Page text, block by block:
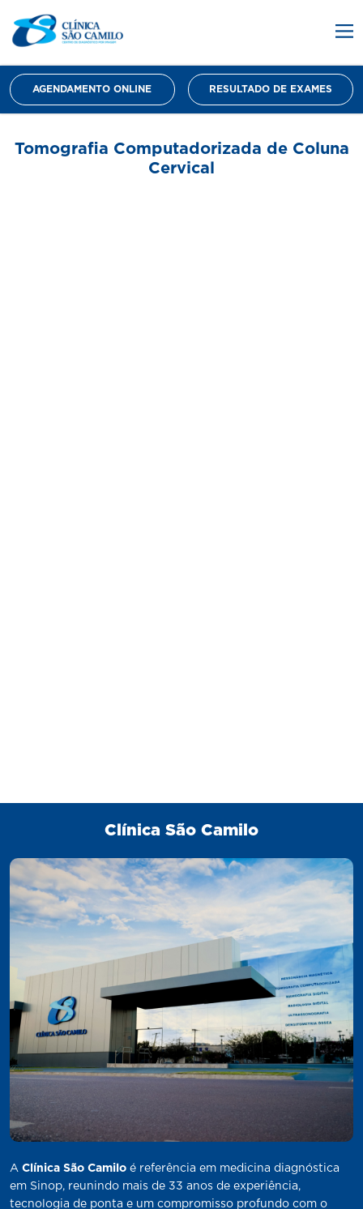
AGENDAMENTO ONLINE RESULTADO DE EXAMES
Tomografia Computadorizada de Coluna
Cervical
Clínica São Camilo
A Clínica São Camilo é referência em medicina diagnóstica
em Sinop, reunindo mais de 33 anos de experiência,
tecnologia de ponta e um compromisso profundo com o